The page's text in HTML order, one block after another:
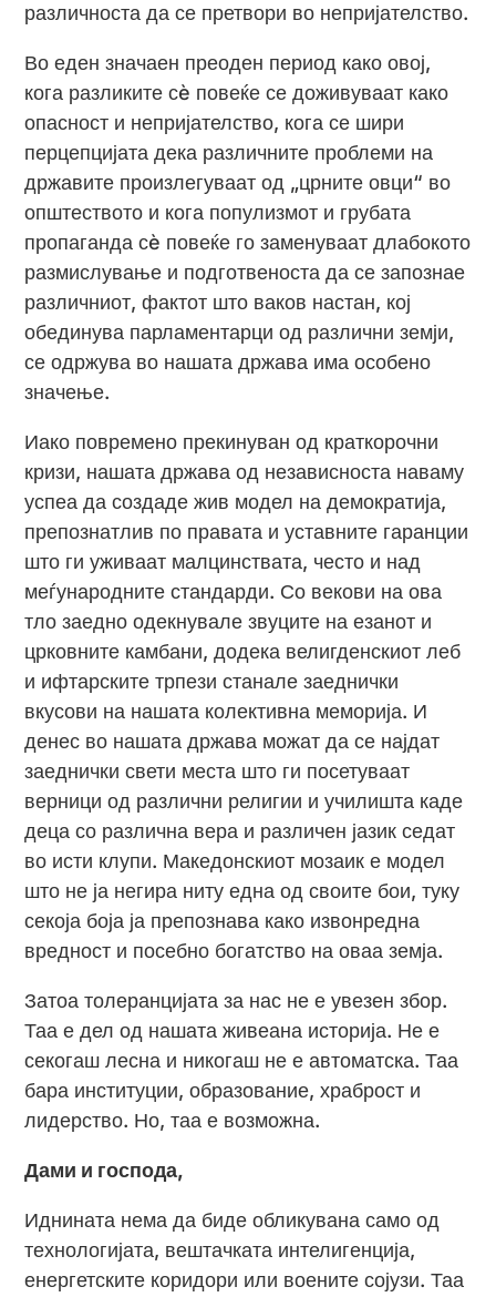
различноста да се претвори во непријателство.
Во еден значаен преоден период како овој,
кога разликите сè повеќе се доживуваат како
опасност и непријателство, кога се шири
перцепцијата дека различните проблеми на
државите произлегуваат од „црните овци“ во
општеството и кога популизмот и грубата
пропаганда сè повеќе го заменуваат длабокото
размислување и подготвеноста да се запознае
различниот, фактот што ваков настан, кој
обединува парламентарци од различни земји,
се одржува во нашата држава има особено
значење.
Иако повремено прекинуван од краткорочни
кризи, нашата држава од независноста наваму
успеа да создаде жив модел на демократија,
препознатлив по правата и уставните гаранции
што ги уживаат малцинствата, често и над
меѓународните стандарди. Со векови на ова
тло заедно одекнувале звуците на езанот и
црковните камбани, додека велигденскиот леб
и ифтарските трпези станале заеднички
вкусови на нашата колективна меморија. И
денес во нашата држава можат да се најдат
заеднички свети места што ги посетуваат
верници од различни религии и училишта каде
деца со различна вера и различен јазик седат
во исти клупи. Македонскиот мозаик е модел
што не ја негира ниту една од своите бои, туку
секоја боја ја препознава како извонредна
вредност и посебно богатство на оваа земја.
Затоа толеранцијата за нас не е увезен збор.
Таа е дел од нашата живеана историја. Не е
секогаш лесна и никогаш не е автоматска. Таа
бара институции, образование, храброст и
лидерство. Но, таа е возможна.
Дами и господа,
Иднината нема да биде обликувана само од
технологијата, вештачката интелигенција,
енергетските коридори или воените сојузи. Таа